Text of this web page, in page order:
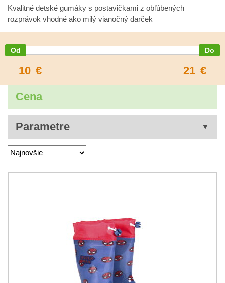
Kvalitné detské gumáky s postavičkami z obľúbených
rozprávok vhodné ako milý vianočný darček
10 € 21 €
Cena
Parametre